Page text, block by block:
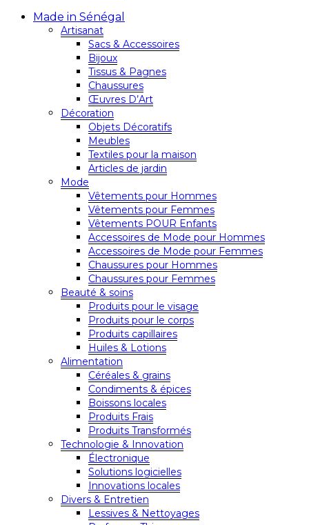
Made in Sénégal
Artisanat
Sacs & Accessoires
Bijoux
Tissus & Pagnes
Chaussures
Œuvres D’Art
Décoration
Objets Décoratifs
Meubles
Textiles pour la maison
Articles de jardin
Mode
Vêtements pour Hommes
Vêtements pour Femmes
Vêtements POUR Enfants
Accessoires de Mode pour Hommes
Accessoires de Mode pour Femmes
Chaussures pour Hommes
Chaussures pour Femmes
Beauté & soins
Produits pour le visage
Produits pour le corps
Produits capillaires
Huiles & Lotions
Alimentation
Céréales & grains
Condiments & épices
Boissons locales
Produits Frais
Produits Transformés
Technologie & Innovation
Électronique
Solutions logicielles
Innovations locales
Divers & Entretien
Lessives & Nettoyages